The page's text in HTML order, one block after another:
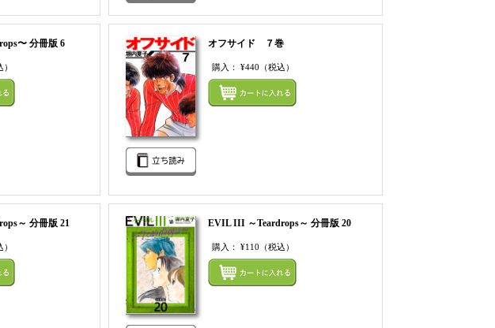
〜 分冊版 6
）
まとめてカートにいれる
オフサイド ７巻
購入：¥440 （税込）
～ 分冊版 21
）
まとめてカートにいれる
EVIL III ～Teardrops～ 分冊版 20
購入：¥110 （税込）